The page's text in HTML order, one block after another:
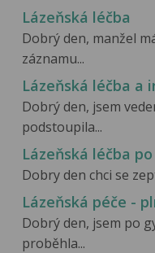
Lázeňská léčba
Dobrý den, manžel
záznamu...
Lázeňská léčba a
Dobrý den, jsem
podstoupila...
Lázeňská léčba
Dobry den chci se
Lázeňská péče -
Dobrý den, jsem po
proběhla...